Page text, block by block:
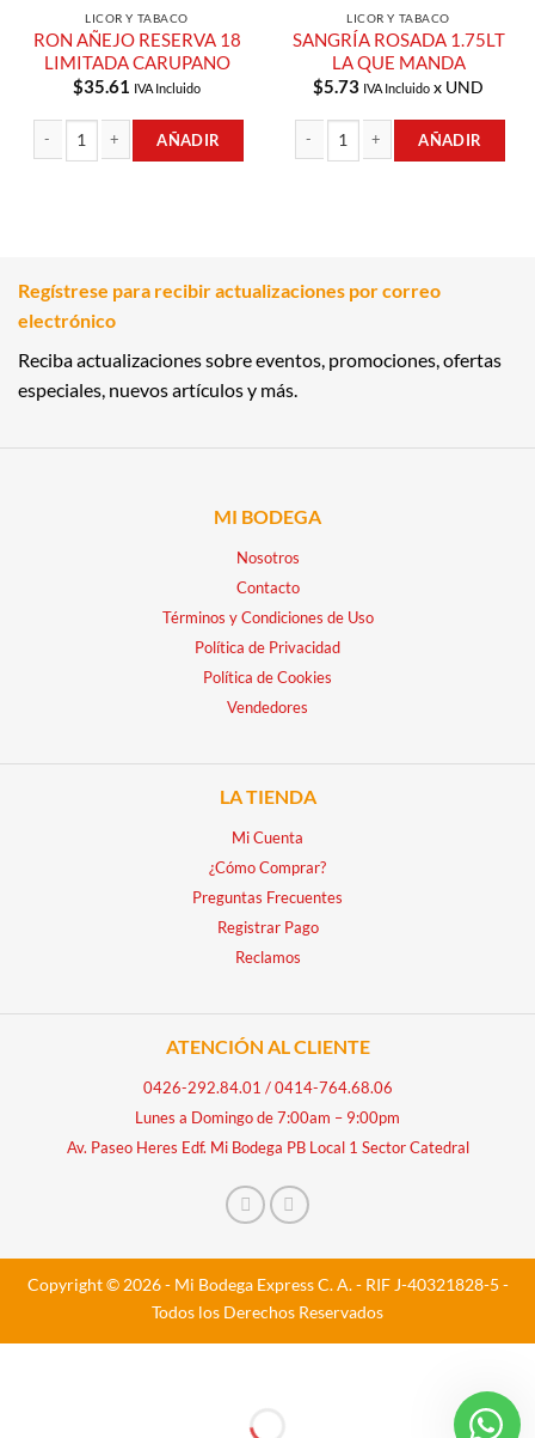
LICOR Y TABACO
RON AÑEJO RESERVA 18
LIMITADA CARUPANO
$35.61 IVA Incluido
AÑADIR
LICOR Y TABACO
SANGRÍA ROSADA 1.75LT
LA QUE MANDA
$5.73 IVA Incluido x UND
AÑADIR
Regístrese para recibir actualizaciones por correo
electrónico
Reciba actualizaciones sobre eventos, promociones, ofertas
especiales, nuevos artículos y más.
MI BODEGA
Nosotros
Contacto
Términos y Condiciones de Uso
Política de Privacidad
Política de Cookies
Vendedores
LA TIENDA
Mi Cuenta
¿Cómo Comprar?
Preguntas Frecuentes
Registrar Pago
Reclamos
ATENCIÓN AL CLIENTE
0426-292.84.01 /0414-764.68.06
Lunes a Domingo de 7:00am – 9:00pm
Av. Paseo Heres Edf. Mi Bodega PB Local 1 Sector Catedral
Copyright © 2026 - Mi Bodega Express C. A. - RIF J-40321828-5 -
Todos los Derechos Reservados